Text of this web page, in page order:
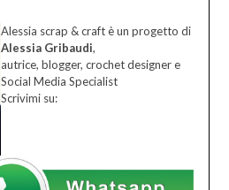
Alessia scrap & craft è un progetto di
Alessia Gribaudi,
autrice, blogger, crochet designer e
Social Media Specialist
Scrivimi su: